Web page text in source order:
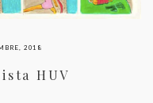
2018
HUV